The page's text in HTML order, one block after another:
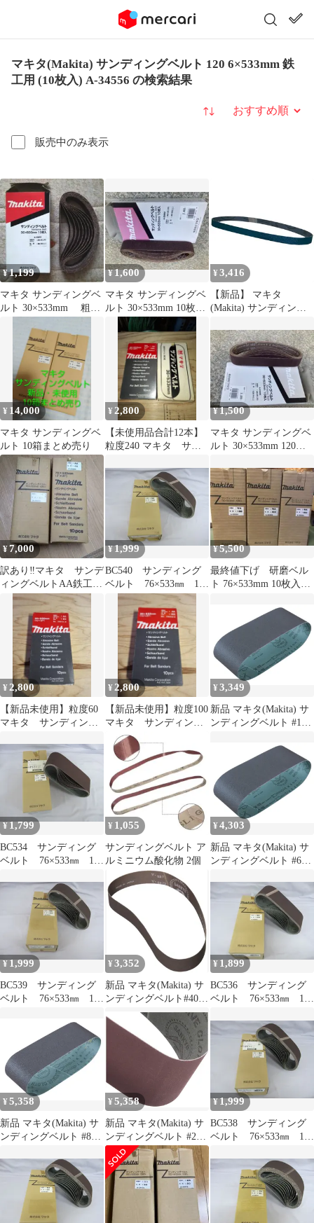
マキタ(Makita) サンディングベルト 120 6×533mm 鉄
工用 (10枚入) A-34556 の検索結果
販売中のみ表示
並び替え
¥1,199
マキタ サンディングベ
ルト 30×533mm 粗仕
¥1,600
マキタ サンディングベ
ルト 30×533mm 10枚入
A-23852
¥ 3,416
【新品】 マキタ
(Makita) サンディング
鉄工用 (10枚入) A-
34556 0
¥ 14,000
マキタ サンディングベ
ルト 10箱まとめ売り
¥ 2,800
【未使用品合計12本】
粒度240 マキタ サン
¥1,500
マキタ サンディングベ
ルト 30×533mm 120番 9
¥7,000
訳あり‼️マキタ サンデ
ィングベルトAA鉄工用
2サイズ 10枚入×2箱セ
ット
¥1,999
BC540 サンディング
ベルト 76×533㎜ 10
枚入り 研磨 木工
用 粒度120 A-32518
¥5,500
最終値下げ 研磨ベル
ト 76×533mm 10枚入
¥ 2,800
【新品未使用】粒度60
マキタ サンディング
¥ 2,800
【新品未使用】粒度100
マキタ サンディング
ベルト
¥3,349
新品 マキタ(Makita) サ
ンディングベルト #180
¥1,799
BC534 サンディング
ベルト 76×533㎜ 10
用 粒度240 A-32546
¥ 1,055
サンディングベルト ア
ルミニウム酸化物 2個
¥4,303
新品 マキタ(Makita) サ
ンディングベルト #60
入) A-24169
¥1,999
BC539 サンディング
ベルト 76×533㎜ 10
用 粒度100 A-32502
¥ 3,352
新品 マキタ(Makita) サ
ンディングベルト#400
30X533mm 鉄工用 (10
枚入) A-51982
¥1,899
BC536 サンディング
ベルト 76×533㎜ 10
用 粒度150 A-32524
¥5,358
新品 マキタ(Makita) サ
ンディングベルト #80
入) A-32493
¥ 5,358
新品 マキタ(Makita) サ
ンディングベルト #240
76×457mm 木工用 (10枚
入) A-19691
¥1,999
BC538 サンディング
ベルト 76×533㎜ 10
用 粒度80 A-32493